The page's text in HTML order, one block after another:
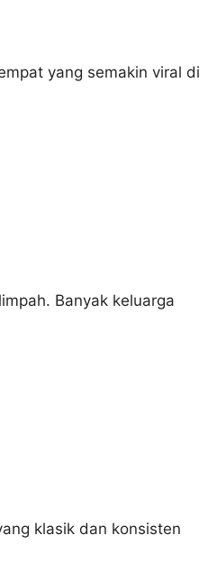
yang semakin viral di
Banyak keluarga
klasik dan konsisten